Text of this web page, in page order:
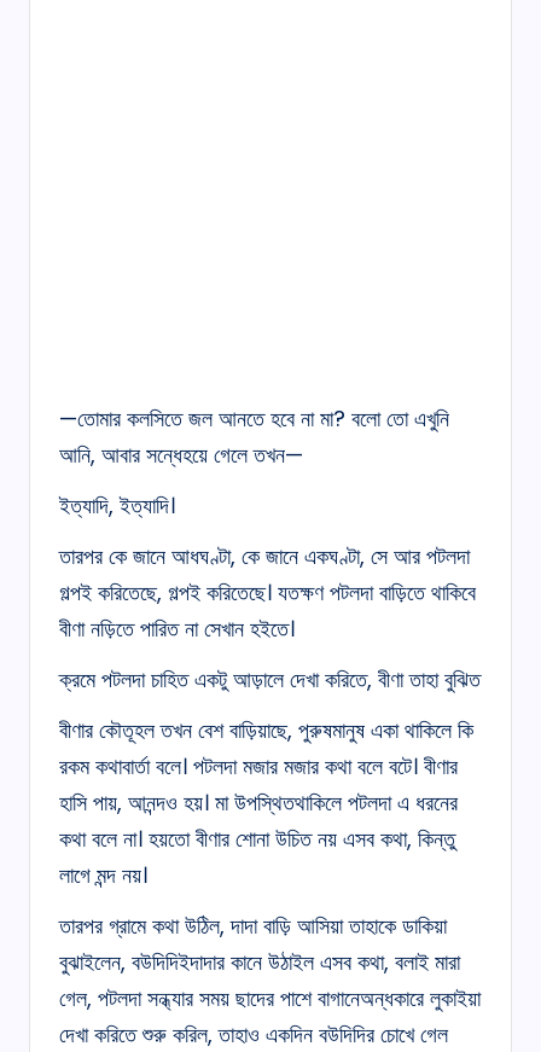
—তোমার কলসিতে জল আনতে হবে না মা? বলো তো এখুনি
আনি, আবার সন্ধেহয়ে গেলে তখন—
ইত্যাদি, ইত্যাদি।
তারপর কে জানে আধঘণ্টা, কে জানে একঘণ্টা, সে আর পটলদা
গল্পই করিতেছে, গল্পই করিতেছে। যতক্ষণ পটলদা বাড়িতে থাকিবে
বীণা নড়িতে পারিত না সেখান হইতে।
ক্রমে পটলদা চাহিত একটু আড়ালে দেখা করিতে, বীণা তাহা বুঝিত
বীণার কৌতূহল তখন বেশ বাড়িয়াছে, পুরুষমানুষ একা থাকিলে কি
রকম কথাবার্তা বলে। পটলদা মজার মজার কথা বলে বটে। বীণার
হাসি পায়, আনন্দও হয়। মা উপস্থিতথাকিলে পটলদা এ ধরনের
কথা বলে না। হয়তো বীণার শোনা উচিত নয় এসব কথা, কিন্তু
লাগে মন্দ নয়।
তারপর গ্রামে কথা উঠিল, দাদা বাড়ি আসিয়া তাহাকে ডাকিয়া
বুঝাইলেন, বউদিদিইদাদার কানে উঠাইল এসব কথা, বলাই মারা
গেল, পটলদা সন্ধ্যার সময় ছাদের পাশে বাগানেঅন্ধকারে লুকাইয়া
দেখা করিতে শুরু করিল, তাহাও একদিন বউদিদির চোখে গেল